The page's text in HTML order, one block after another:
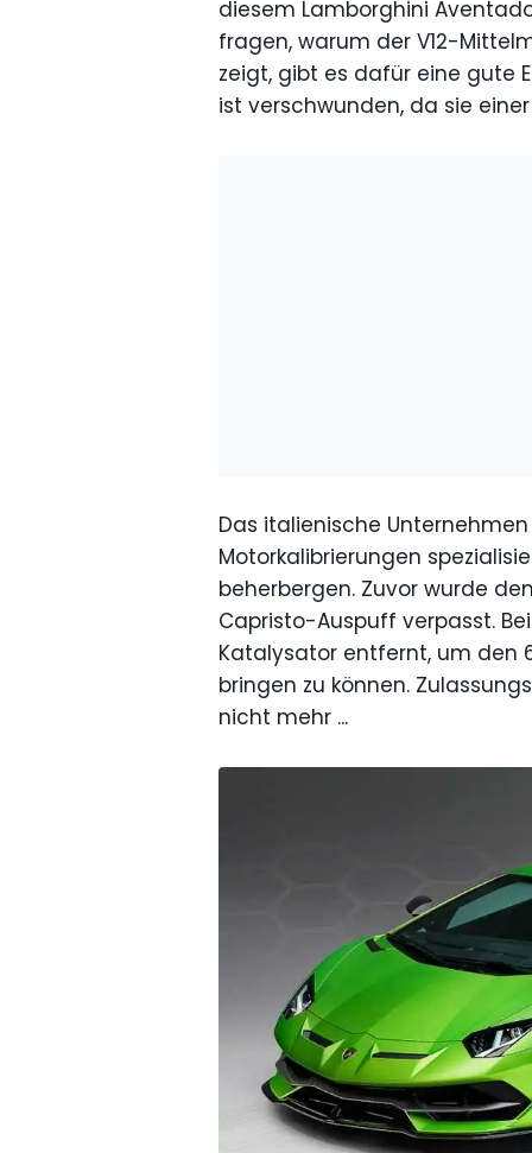
diesem Lamborghini
fragen, warum der V12-
zeigt, gibt es dafür eine gute
ist verschwunden, da sie
Das italienische
Motorkalibrierungen
beherbergen. Zuvor wurde
Capristo-Auspuff verpasst.
Katalysator entfernt, um den
bringen zu können.
nicht mehr ...